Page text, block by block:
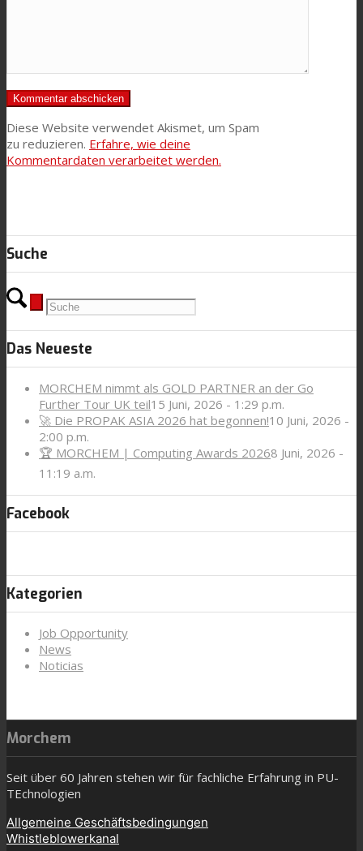
Diese Website verwendet Akismet, um Spam
zu reduzieren. Erfahre, wie deine
Kommentardaten verarbeitet werden.
Suche
Das Neueste
MORCHEM nimmt als GOLD PARTNER an der Go
Further Tour UK teil15 Juni, 2026 - 1:29 p.m.
🚀 Die PROPAK ASIA 2026 hat begonnen!10 Juni, 2026 -
2:00 p.m.
🏆 MORCHEM | Computing Awards 20268 Juni, 2026 -
11:19 a.m.
Facebook
Kategorien
Job Opportunity
News
Noticias
Morchem
Seit über 60 Jahren stehen wir für fachliche Erfahrung in PU-
TEchnologien
Allgemeine Geschäftsbedingungen
Whistleblowerkanal